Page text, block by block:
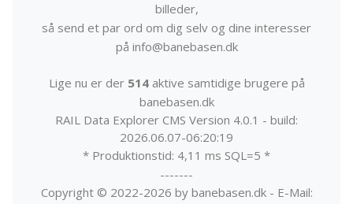
billeder,
så send et par ord om dig selv og dine interesser
på info@banebasen.dk
Lige nu er der 514aktive samtidige brugere på
banebasen.dk
RAIL Data Explorer CMS Version 4.0.1 - build:
2026.06.07-06:20:19
* Produktionstid: 4,11 ms SQL=5 *
-------
Copyright © 2022-2026 by banebasen.dk - E-Mail: